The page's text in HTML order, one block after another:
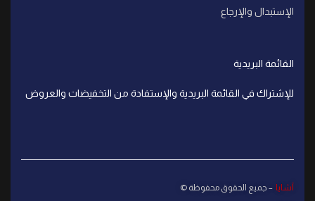
الإستبدال والإرجاع
القائمة البريدية
للإشتراك في القائمة البريدية والإستفادة من التخفيضات والعروض
آشايا – جميع الحقوق محفوظة ©